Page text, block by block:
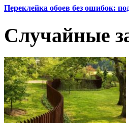
Переклейка обоев без ошибок:
Случайные